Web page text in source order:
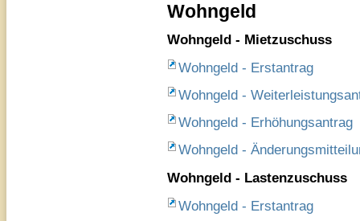
Wohngeld
Wohngeld - Mietzuschuss
Wohngeld - Erstantrag
Wohngeld -
Wohngeld - Erhöhungsantrag
Wohngeld -
Wohngeld - Lastenzuschuss
Wohngeld - Erstantrag